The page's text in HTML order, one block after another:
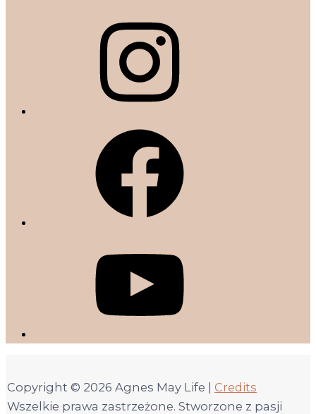
Copyright © 2026 Agnes May Life | Credits
Wszelkie prawa zastrzeżone. Stworzone z pasji